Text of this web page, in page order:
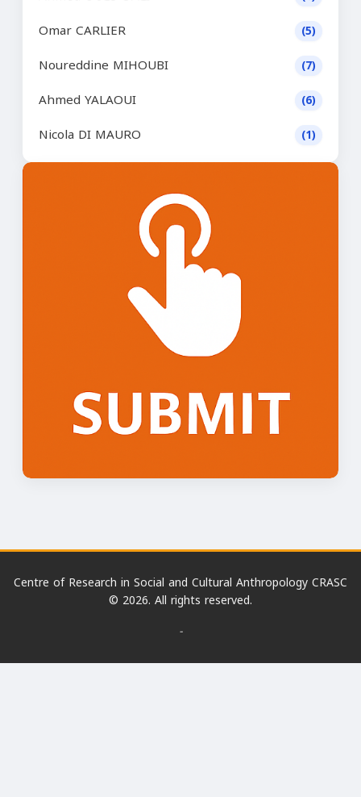
Omar CARLIER (5)
Noureddine MIHOUBI (7)
Ahmed YALAOUI (6)
Nicola DI MAURO (1)
Centre of Research in Social and Cultural Anthropology CRASC
© 2026. All rights reserved.
-